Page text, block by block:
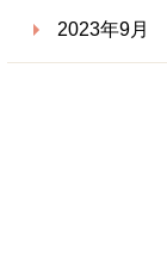
2023年9月